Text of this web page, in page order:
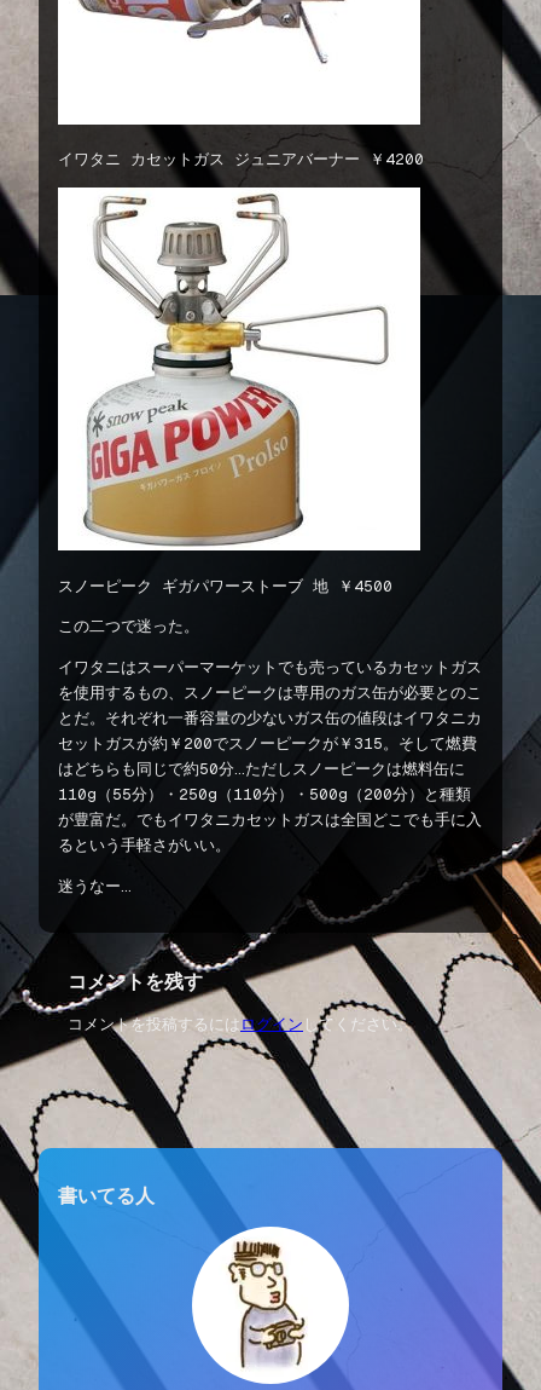
イワタニ カセットガス ジュニアバーナー ￥4200
スノーピーク ギガパワーストーブ 地 ￥4500
この二つで迷った。
イワタニはスーパーマーケットでも売っているカセットガス
を使用するもの、スノーピークは専用のガス缶が必要とのこ
とだ。それぞれ一番容量の少ないガス缶の値段はイワタニカ
セットガスが約￥200でスノーピークが￥315。そして燃費
はどちらも同じで約50分…ただしスノーピークは燃料缶に
110g（55分）・250g（110分）・500g（200分）と種類
が豊富だ。でもイワタニカセットガスは全国どこでも手に入
るという手軽さがいい。
迷うなー…
コメントを残す
コメントを投稿するには ログイン してください。
書いてる人